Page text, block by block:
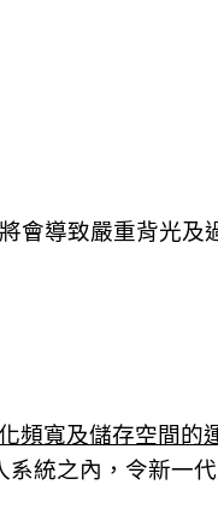
會導致嚴重背光及
頻寬及儲存空間的
系統之內，令新一